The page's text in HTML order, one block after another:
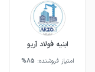
ابنیه فولاد آریو
امتیاز فروشنده: 85%